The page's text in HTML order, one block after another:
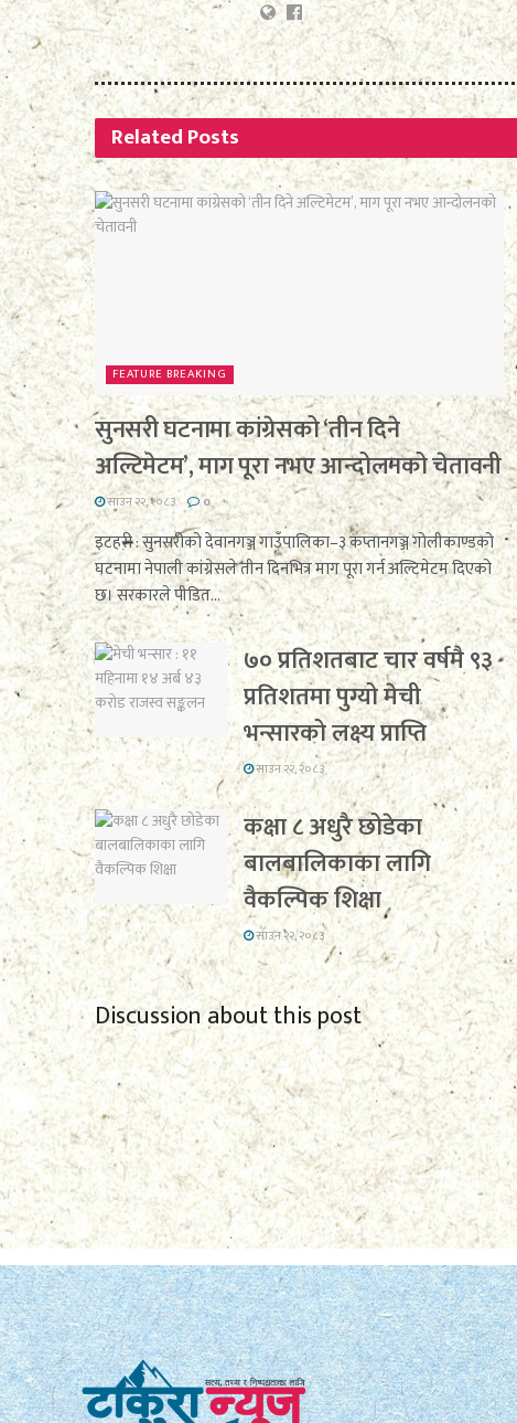
RelatedPosts
FEATURE BREAKING
सुनसरी घटनामा कांग्रेसको ‘तीन दिने
अल्टिमेटम’, माग पूरा नभए आन्दोलनको चेतावनी
साउन २२, २०८३ 0
इटहरी : सुनसरीको देवानगञ्ज गाउँपालिका–३ कप्तानगञ्ज गोलीकाण्डको
घटनामा नेपाली कांग्रेसले तीन दिनभित्र माग पूरा गर्न अल्टिमेटम दिएको
छ। सरकारले पीडित...
७० प्रतिशतबाट चार वर्षमै ९३
प्रतिशतमा पुग्यो मेची
भन्सारको लक्ष्य प्राप्ति
साउन २२, २०८३
कक्षा ८ अधुरै छोडेका
बालबालिकाका लागि
वैकल्पिक शिक्षा
साउन २२, २०८३
Discussion about this post